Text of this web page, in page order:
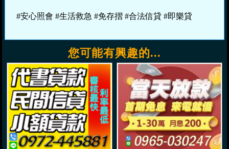
#安心照會 #生活救急 #免存摺 #合法信貸 #即樂貸
您可能有興趣的...